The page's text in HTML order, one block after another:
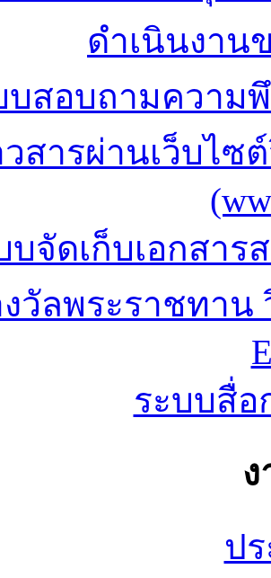
ดำเนินงาน
บสอบถามความ
สารผ่านเว็บไซ
บจัดเก็บเอกสา
งวัลพระราชทา
ระบบสื่อ
ป